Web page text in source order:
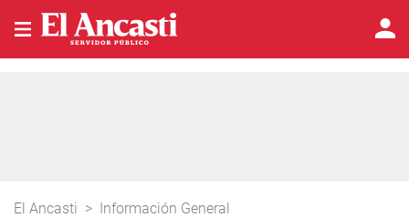
El Ancasti > Información General